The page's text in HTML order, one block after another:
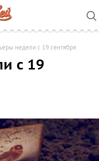
недели с 19 сентября
с 19